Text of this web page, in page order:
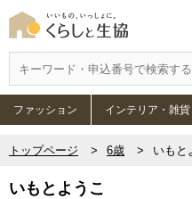
ファッション インテリア・雑貨
トップページ 6歳 いもと
いもとようこ